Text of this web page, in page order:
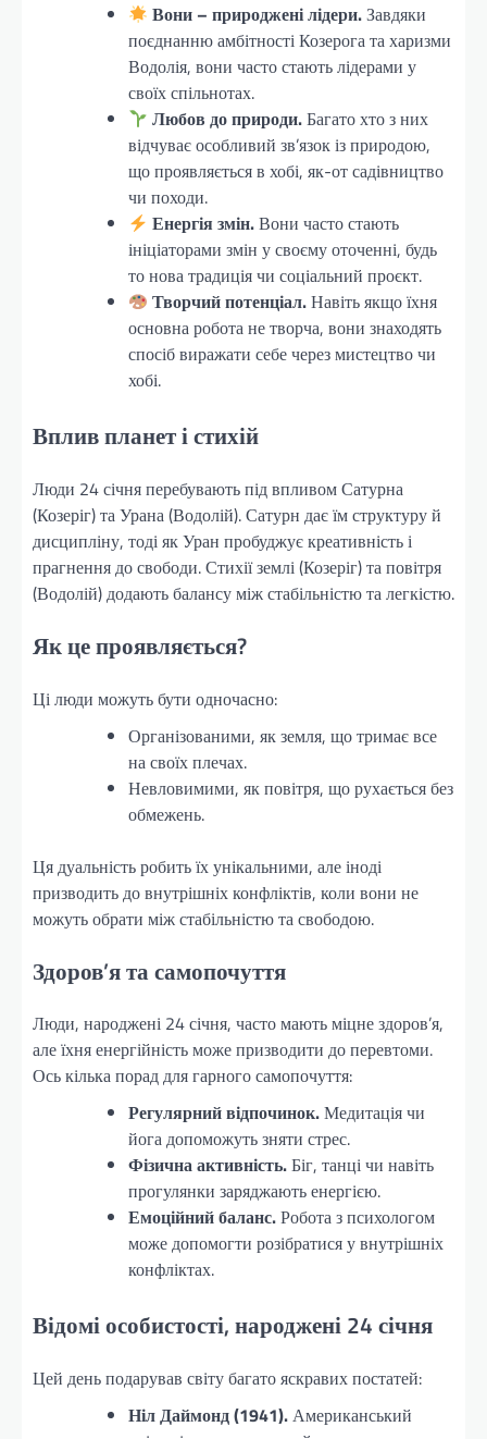
Вони – природжені лідери.Завдяки
поєднанню амбітності Козерога та харизми
Водолія, вони часто стають лідерами у
своїх спільнотах.
Любов до природи.Багато хто з них
відчуває особливий зв’язок із природою,
що проявляється в хобі, як-от садівництво
чи походи.
Енергія змін.Вони часто стають
ініціаторами змін у своєму оточенні, будь
то нова традиція чи соціальний проєкт.
Творчий потенціал.Навіть якщо їхня
основна робота не творча, вони знаходять
спосіб виражати себе через мистецтво чи
хобі.
Вплив планет і стихій
Люди 24 січня перебувають під впливом Сатурна
(Козеріг) та Урана (Водолій). Сатурн дає їм структуру й
дисципліну, тоді як Уран пробуджує креативність і
прагнення до свободи. Стихії землі (Козеріг) та повітря
(Водолій) додають балансу між стабільністю та легкістю.
Як це проявляється?
Ці люди можуть бути одночасно:
Організованими, як земля, що тримає все
на своїх плечах.
Невловимими, як повітря, що рухається без
обмежень.
Ця дуальність робить їх унікальними, але іноді
призводить до внутрішніх конфліктів, коли вони не
можуть обрати між стабільністю та свободою.
Здоров’я та самопочуття
Люди, народжені 24 січня, часто мають міцне здоров’я,
але їхня енергійність може призводити до перевтоми.
Ось кілька порад для гарного самопочуття:
Регулярний відпочинок.Медитація чи
йога допоможуть зняти стрес.
Фізична активність.Біг, танці чи навіть
прогулянки заряджають енергією.
Емоційний баланс.Робота з психологом
може допомогти розібратися у внутрішніх
конфліктах.
Відомі особистості, народжені 24 січня
Цей день подарував світу багато яскравих постатей:
Ніл Даймонд (1941).Американський